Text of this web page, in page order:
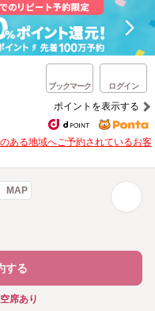
ブックマーク ログイン
ポイントを表示する
ある地域へご予約されているお客
MAP
する
空席あり